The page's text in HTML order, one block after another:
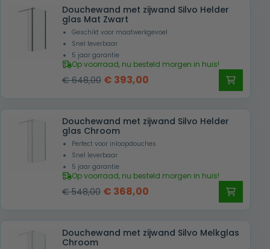
optimale waterdichtheid, ruimtelijkheid
en een moderne uitstraling. Dankzij de
veelzijdige combinaties in glas,
profielkleuren en afmetingen vind je altijd
een oplossing die past bij jouw wensen én
badkamerformaat. Ontdek direct ons
ruime assortiment en maak van iedere
douchebeurt een luxe ervaring.
Douchewand met zijwand Silvo Helder
glas Mat Zwart
Geschikt voor maatwerkgevoel
Snel leverbaar
5 jaar garantie
Op voorraad, nu besteld morgen in huis!
€648,00 Oorspronkelijke
was:
€ 648,00.
€ 393,00
is:
€ 393,00.
Douchewand met zijwand Silvo Helder
glas Chroom
Perfect voor inloopdouches
Snel leverbaar
5 jaar garantie
Op voorraad, nu besteld morgen in huis!
€548,00 Oorspronkelijke
was:
€ 548,00.
€ 368,00
is:
€ 368,00.
Douchewand met zijwand Silvo Melkglas
Chroom